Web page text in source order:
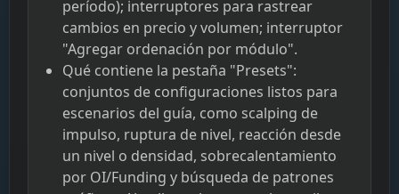
período); interruptores para rastrear
cambios en precio y volumen; interruptor
"Agregar ordenación por módulo".
Qué contiene la pestaña "Presets":
conjuntos de configuraciones listos para
escenarios del guía, como scalping de
impulso, ruptura de nivel, reacción desde
un nivel o densidad, sobrecalentamiento
por OI/Funding y búsqueda de patrones